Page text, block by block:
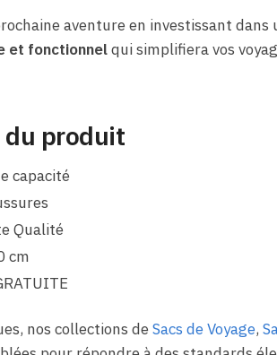
aventure en investissant dans
et fonctionnelqui simplifiera vos
du produit
capacité
Qualité
cm
nos collections deSacs de Voyage,